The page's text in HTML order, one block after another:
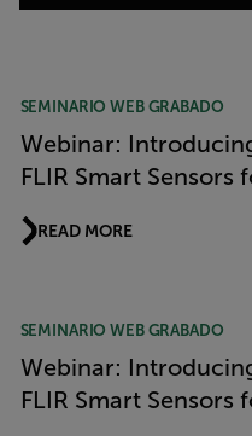
SEMINARIO WEB GRABADO
Webinar:
FLIR Smart Sensors
READ MORE
SEMINARIO WEB GRABADO
Webinar:
FLIR Smart Sensors